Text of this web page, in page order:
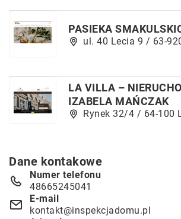
PASIEKA
ul. 40 Lecia 9 / 63-
LA VILLA –
IZABELA MAŃCZAK
Rynek 32/4 / 64-100
Dane kontakowe
Numer telefonu
48665245041
E-mail
kontakt@inspekcjadomu.pl